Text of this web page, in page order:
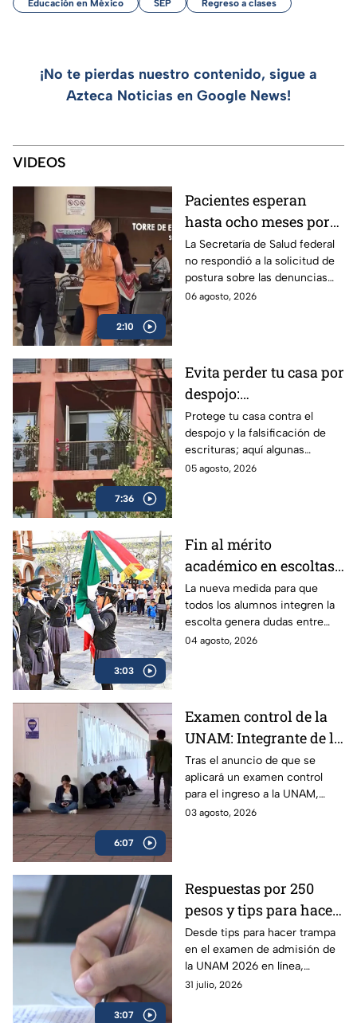
Educación en México SEP Regreso a clases
¡No te pierdas nuestro contenido, sigue a
Azteca Noticias en Google News!
VIDEOS
2:10
Pacientes esperan
hasta ocho meses por
atención especializada
en el hospital “Dr.
Manuel Gea González”
La Secretaría de Salud federal
no respondió a la solicitud de
postura sobre las denuncias
para hacer citas en el hospital
06 agosto, 2026
7:36
Evita perder tu casa por
despojo:
Recomendaciones
notariales para blindar
tu patrimonio en CDMX
Protege tu casa contra el
despojo y la falsificación de
escrituras; aquí algunas
recomendaciones de expertos
05 agosto, 2026
3:03
Fin al mérito
académico en escoltas
escolares: La nueva
medida de equidad que
divide a padres y
expertos
La nueva medida para que
todos los alumnos integren la
escolta genera dudas entre
padres y especialistas. Así
04 agosto, 2026
6:07
Examen control de la
UNAM: Integrante de la
Comisión Técnica
explica a quiénes se
aplicará y cómo
funcionará | VIDEO
Tras el anuncio de que se
aplicará un examen control
para el ingreso a la UNAM,
surgieron muchas dudas
03 agosto, 2026
3:07
Respuestas por 250
pesos y tips para hacer
trampa en el examen
de admisión de la
UNAM 2026
Desde tips para hacer trampa
en el examen de admisión de
la UNAM 2026 en línea,
filtración de preguntas y hasta
31 julio, 2026